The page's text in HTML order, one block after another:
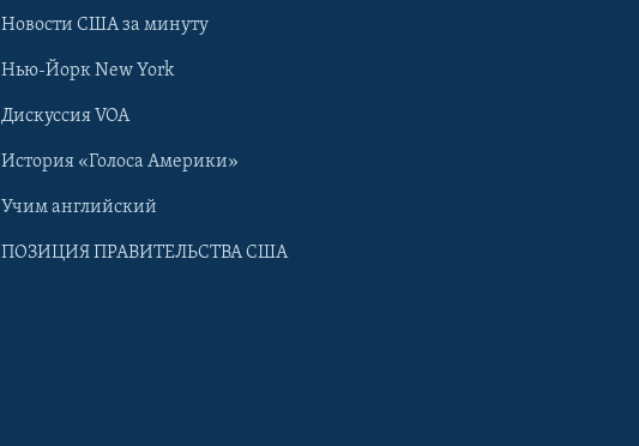
Новости США за минуту
Нью-Йорк New York
Дискуссия VOA
История «Голоса Америки»
Учим английский
ПОЗИЦИЯ ПРАВИТЕЛЬСТВА США